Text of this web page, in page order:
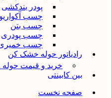
پودر بندکشی
چسب
چسب بتن
چسب پودری
چسب
رادیاتور حوله خشک کن
خرید و قیمت
بین کابینتی
صفحه نخست